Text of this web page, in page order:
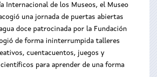
Internacional de los Museos, el Museo
una jornada de puertas abiertas
doce patrocinada por la Fundación
de forma ininterrumpida talleres
cuentacuentos, juegos y
para aprender de una forma